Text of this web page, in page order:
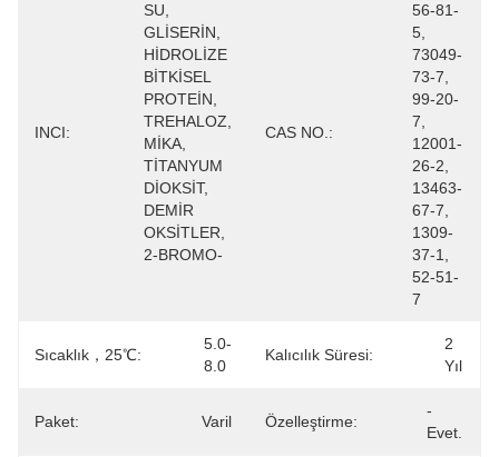
INCI:
SU,
GLİSERİN,
HİDROLİZE
BİTKİSEL
PROTEİN,
TREHALOZ,
MİKA,
TİTANYUM
DİOKSİT,
DEMİR
OKSİTLER,
2-BROMO-
CAS NO.:
56-81-
5,
73049-
73-7,
99-20-
7,
12001-
26-2,
13463-
67-7,
1309-
37-1,
52-51-
7
Sıcaklık，25℃:
5.0-
8.0
Kalıcılık Süresi:
2
Yıl
Paket: Varil Özelleştirme:
-
Evet.